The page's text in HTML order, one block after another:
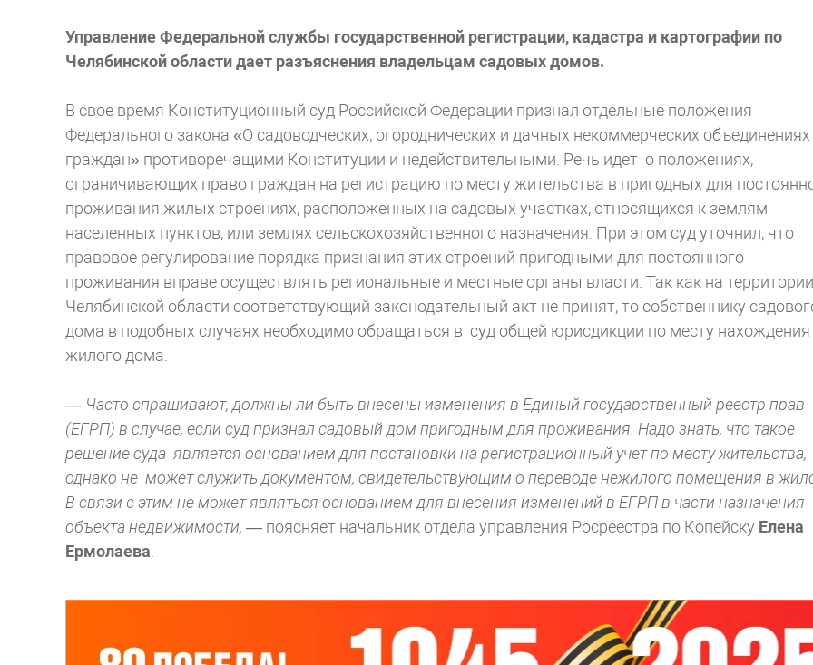
Управление Федеральной службы государственной регистрации, кадастра и картографии по
Челябинской области дает разъяснения владельцам садовых домов.
В свое время Конституционный суд Российской Федерации признал отдельные положения
Федерального закона «О садоводческих, огороднических и дачных некоммерческих объединениях
граждан» противоречащими Конституции и недействительными. Речь идет о положениях,
ограничивающих право граждан на регистрацию по месту жительства в пригодных для
проживания жилых строениях, расположенных на садовых участках, относящихся к землям
населенных пунктов, или землях сельскохозяйственного назначения. При этом суд уточнил, что
правовое регулирование порядка признания этих строений пригодными для постоянного
проживания вправе осуществлять региональные и местные органы власти. Так как на территории
Челябинской области соответствующий законодательный акт не принят, то собственнику
дома в подобных случаях необходимо обращаться в суд общей юрисдикции по месту нахождения
жилого дома.
— Часто спрашивают, должны ли быть внесены изменения в Единый государственный реестр прав
(ЕГРП) в случае, если суд признал садовый дом пригодным для проживания. Надо знать, что такое
решение суда является основанием для постановки на регистрационный учет по месту жительства,
однако не может служить документом, свидетельствующим о переводе нежилого помещения в
В связи с этим не может являться основанием для внесения изменений в ЕГРП в части назначения
объекта недвижимости, — поясняет начальник отдела управления Росреестра по Копейску Елена
Ермолаева.